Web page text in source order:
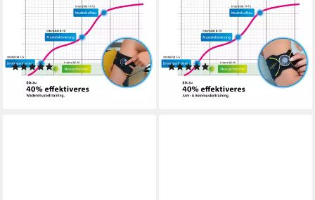
Wadentrainer Pro - Gezielte
Stimulation der
Wadenmuskulatur
(1)
68,90 €
lieferbar - in 2-3 Werktagen bei dir
EMS Trainer - Gezielte
Stimulation der Arm &
Beinmuskulatur
(9)
68,90 €
lieferbar - in 2-3 Werktagen bei dir